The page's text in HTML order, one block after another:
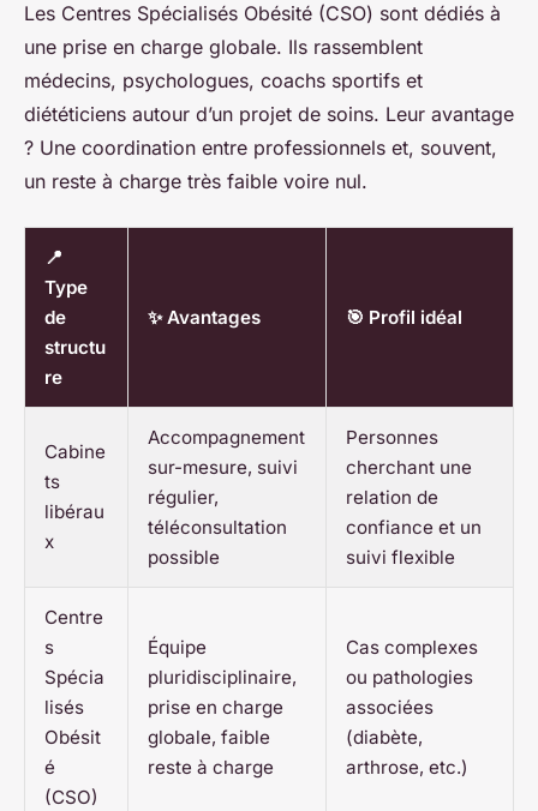
Les Centres Spécialisés Obésité (CSO) sont dédiés à
une prise en charge globale. Ils rassemblent
médecins, psychologues, coachs sportifs et
diététiciens autour d’un projet de soins. Leur avantage
? Une coordination entre professionnels et, souvent,
un reste à charge très faible voire nul.
📍
Type
de
structu
re
✨ Avantages 🎯 Profil idéal
Cabine
ts
libérau
x
Accompagnement
sur-mesure, suivi
régulier,
téléconsultation
possible
Personnes
cherchant une
relation de
confiance et un
suivi flexible
Centre
s
Spécia
lisés
Obésit
é
(CSO)
Équipe
pluridisciplinaire,
prise en charge
globale, faible
reste à charge
Cas complexes
ou pathologies
associées
(diabète,
arthrose, etc.)